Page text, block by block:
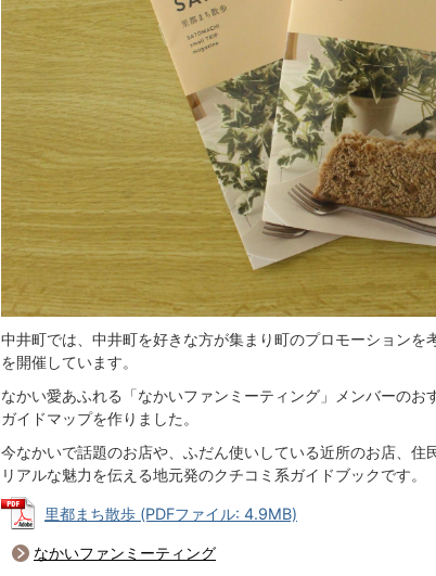
中井町では、中井町を好きな方が集まり町のプロモーションを
を開催しています。
なかい愛あふれる「なかいファンミーティング」メンバーの
ガイドマップを作りました。
今なかいで話題のお店や、ふだん使いしている近所のお店、
リアルな魅力を伝える地元発のクチコミ系ガイドブックです。
里都まち散歩 (PDFファイル: 4.9MB)
なかいファンミーティング